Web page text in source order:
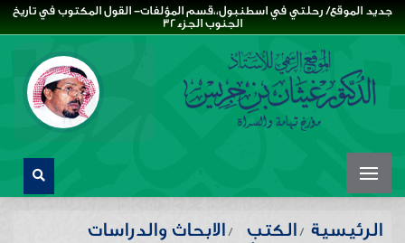
جديد الموقع/ رحلتي في اسطنبول،،قسم المؤلفات- القول المكتوب في تاريخ
الجنوب الجزء32
الرئيسية الكتب
الابحاث والدراسات